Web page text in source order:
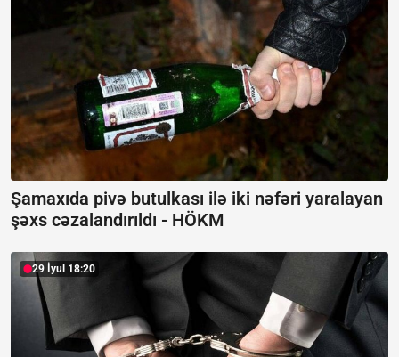
Şamaxıda pivə butulkası ilə iki nəfəri yaralayan
şəxs cəzalandırıldı - HÖKM
29 İyul 18:20